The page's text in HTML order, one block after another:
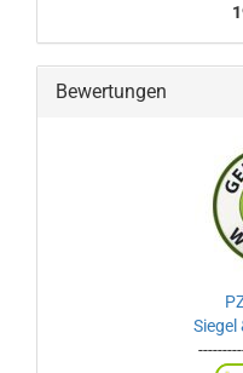
Bewertungen
Siegel